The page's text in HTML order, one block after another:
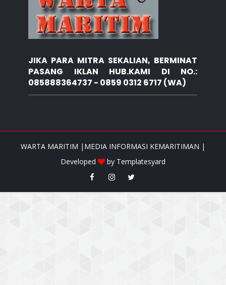
JIKA PARA MITRA SEKALIAN, BERMINAT
PASANG IKLAN HUB.KAMI DI NO.:
085888364737 - 0859 0312 6717 (WA)
WARTA MARITIM |MEDIA INFORMASI KEMARITIMAN |
Developed
by Templatesyard